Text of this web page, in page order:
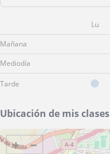
Lu
Mañana
Mediodía
Tarde
Ubicación de mis clases
+ −